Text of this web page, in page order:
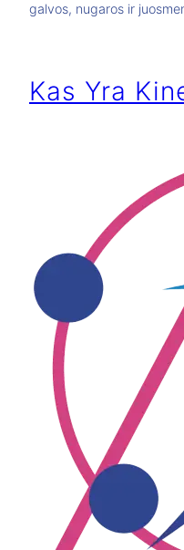
galvos, nugaros ir
Kas Yra